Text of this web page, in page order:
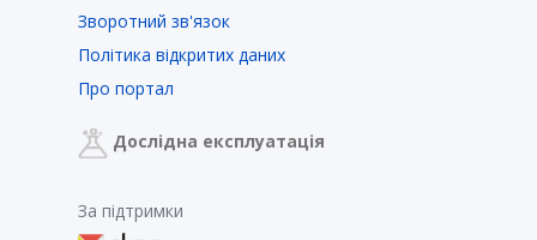
Зворотний зв'язок
Політика відкритих даних
Про портал
Дослідна експлуатація
За підтримки